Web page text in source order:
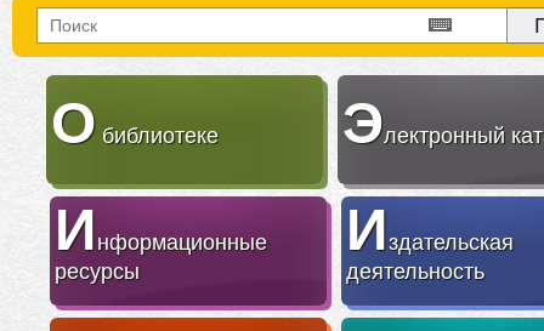
О библиотеке Электронный
Информационные
ресурсы
Издательская
деятельность